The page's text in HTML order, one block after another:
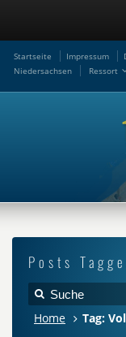
Startseite Impressum
Niedersachsen
Ressort
Posts
Home Tag: